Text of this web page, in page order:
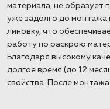
материала, не образует
уже задолго до монтажа
линовку, что
работу по раскрою
Благодаря высокому
долгое время (до 12
свойства. После монтажа